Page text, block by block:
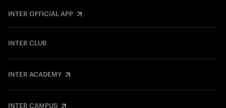
INTER OFFICIAL APP
INTER CLUB
INTER ACADEMY
INTER CAMPUS